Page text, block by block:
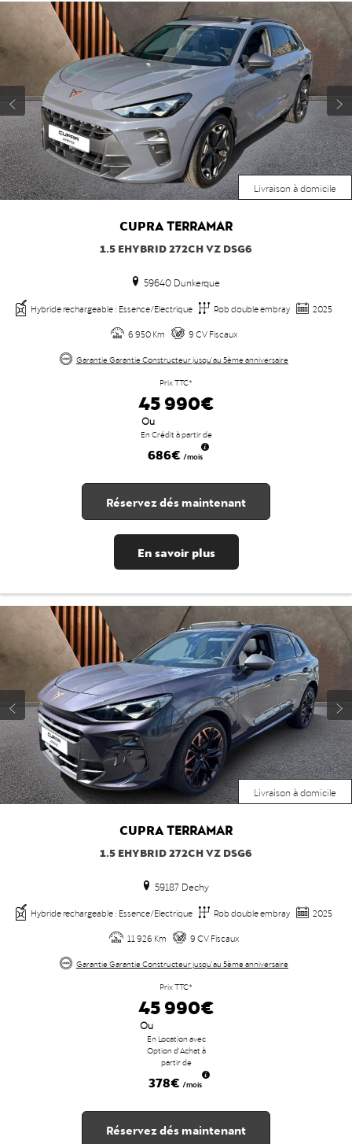
Livraison à domicile
CUPRATERRAMAR
1.5 EHYBRID 272CH VZ DSG6
59640 Dunkerque
Hybride rechargeable : Essence/Electrique Rob double embray
2025
6 950 Km
9 CV Fiscaux
Garantie Garantie Constructeur jusqu'au 5ème anniversaire
Prix TTC*
45 990€
Ou
En Crédit à partir de
686€ /mois
Réservez dés maintenant
En savoir plus
Livraison à domicile
CUPRATERRAMAR
1.5 EHYBRID 272CH VZ DSG6
59187 Dechy
Hybride rechargeable : Essence/Electrique Rob double embray
2025
11 926 Km
9 CV Fiscaux
Garantie Garantie Constructeur jusqu'au 5ème anniversaire
Prix TTC*
45 990€
Ou
En Location avec
Option d'Achat à
partir de
378€ /mois
Réservez dés maintenant